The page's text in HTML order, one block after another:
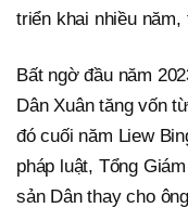
triển khai nhiều
Bất ngờ đầu năm
Dân Xuân tăng vốn
đó cuối năm Liew
pháp luật, Tổng
sản Dân thay cho